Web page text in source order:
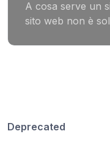
A cosa serve un
sito web non è
Deprecated